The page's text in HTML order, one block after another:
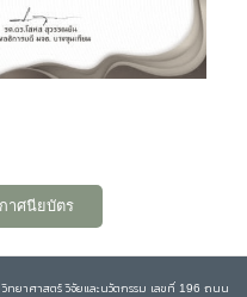
าศนียบัตร
ทยาศาสตร์ วิจัยและนวัตกรรม เลขที่ 196 ถนน